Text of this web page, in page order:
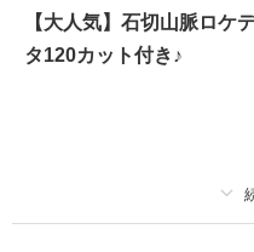
相談予約する
【大人気】石切山脈ロ
タ120カット付き♪